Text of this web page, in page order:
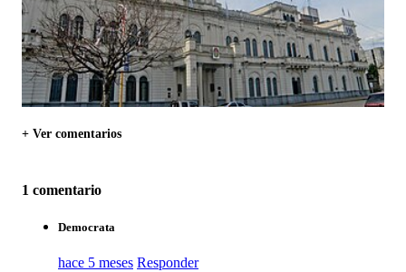
+ Ver comentarios
1 comentario
Democrata
hace 5 meses Responder